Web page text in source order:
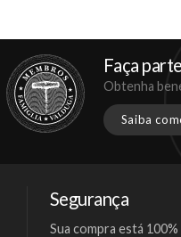
Faça
Obtenha
Saiba
Segurança
Sua compra está